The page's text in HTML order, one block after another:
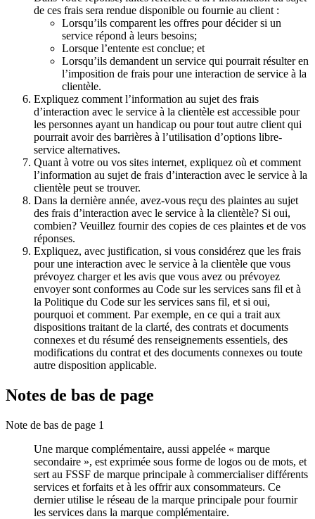
de ces frais sera rendue disponible ou fournie au client :
Lorsqu’ils comparent les offres pour décider si un
service répond à leurs besoins;
Lorsque l’entente est conclue; et
Lorsqu’ils demandent un service qui pourrait résulter en
l’imposition de frais pour une interaction de service à la
clientèle.
Expliquez comment l’information au sujet des frais
d’interaction avec le service à la clientèle est accessible pour
les personnes ayant un handicap ou pour tout autre client qui
pourrait avoir des barrières à l’utilisation d’options libre-
service alternatives.
Quant à votre ou vos sites internet, expliquez où et comment
l’information au sujet de frais d’interaction avec le service à la
clientèle peut se trouver.
Dans la dernière année, avez-vous reçu des plaintes au sujet
des frais d’interaction avec le service à la clientèle? Si oui,
combien? Veuillez fournir des copies de ces plaintes et de vos
réponses.
Expliquez, avec justification, si vous considérez que les frais
pour une interaction avec le service à la clientèle que vous
prévoyez charger et les avis que vous avez ou prévoyez
envoyer sont conformes au Code sur les services sans fil et à
la Politique du Code sur les services sans fil, et si oui,
pourquoi et comment. Par exemple, en ce qui a trait aux
dispositions traitant de la clarté, des contrats et documents
connexes et du résumé des renseignements essentiels, des
modifications du contrat et des documents connexes ou toute
autre disposition applicable.
Notes de bas de page
Note de bas de page 1
Une marque complémentaire, aussi appelée « marque
secondaire », est exprimée sous forme de logos ou de mots, et
sert au FSSF de marque principale à commercialiser différents
services et forfaits et à les offrir aux consommateurs. Ce
dernier utilise le réseau de la marque principale pour fournir
les services dans la marque complémentaire.